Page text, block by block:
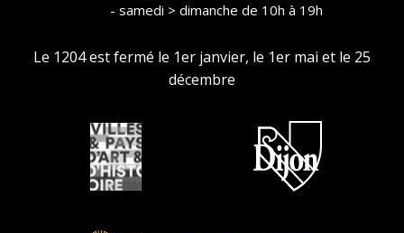
- samedi > dimanche de 10h à 19h
Le 1204 est fermé le 1er janvier, le 1er mai et le 25
décembre